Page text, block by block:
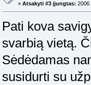
« Atsakyti #3 įjungtas: 2006
Pati kova
svarbią vietą.
Sėdėdamas
susidurti su